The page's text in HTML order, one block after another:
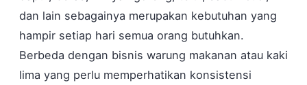
dan lain sebagainya merupakan kebutuhan yang
hampir setiap hari semua orang butuhkan.
Berbeda dengan bisnis warung makanan atau kaki
lima yang perlu memperhatikan konsistensi